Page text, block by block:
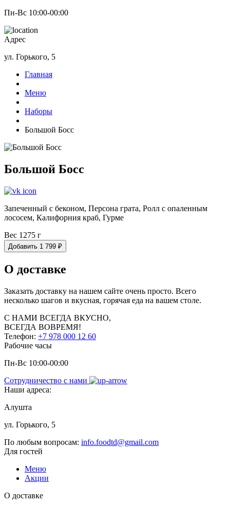
Пн-Вс 10:00-00:00
Адрес
ул. Горького, 5
Главная
Меню
Наборы
Большой Босс
Большой Босс
Запеченный с беконом, Персона грата, Ролл с опаленным
лососем, Калифорния краб, Гурме
Вес 1275 г
Добавить 1 799 ₽
О доставке
Заказать доставку на нашем сайте очень просто. Всего
несколько шагов и вкусная, горячая еда на вашем столе.
С НАМИ ВСЕГДА ВКУСНО,
ВСЕГДА ВОВРЕМЯ!
Телефон: +7 978 000 12 60
Рабочие часы
Пн-Вс 10:00-00:00
Сотрудничество с нами
Наши адреса:
Алушта
ул. Горького, 5
По любым вопросам: info.foodtd@gmail.com
Для гостей
Меню
Акции
О доставке